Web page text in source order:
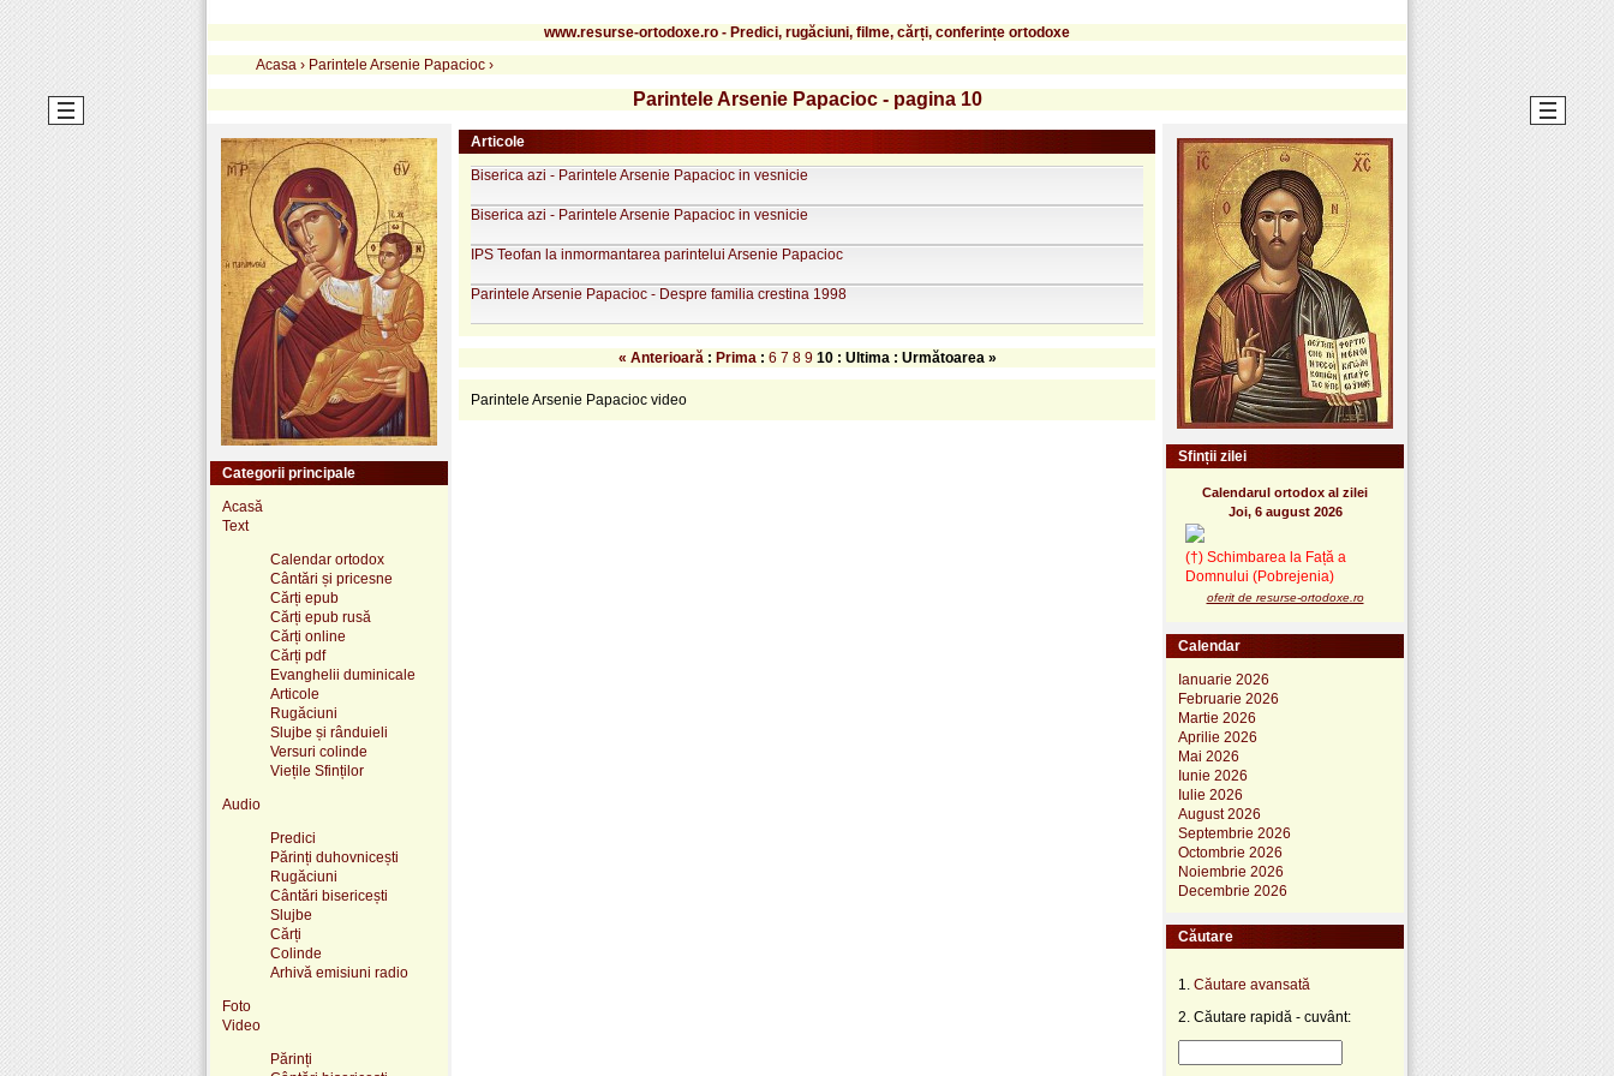
www.resurse-ortodoxe.ro - Predici, rugăciuni, filme, cărți, conferințe ortodoxe
Acasa › Parintele Arsenie Papacioc ›
Parintele Arsenie Papacioc - pagina 10
Categorii principale
Acasă
Text
Calendar ortodox
Cântări și pricesne
Cărți epub
Cărți epub rusă
Cărți online
Cărți pdf
Evanghelii duminicale
Articole
Rugăciuni
Slujbe și rânduieli
Versuri colinde
Viețile Sfinților
Audio
Predici
Părinți duhovnicești
Rugăciuni
Cântări bisericești
Slujbe
Cărți
Colinde
Arhivă emisiuni radio
Foto
Video
Părinți
Articole
Biserica azi - Parintele Arsenie Papacioc in vesnicie
Biserica azi - Parintele Arsenie Papacioc in vesnicie
IPS Teofan la inmormantarea parintelui Arsenie Papacioc
Parintele Arsenie Papacioc - Despre familia crestina 1998
« Anterioară : Prima : 6 7 8 9 10 : Ultima : Următoarea »
Parintele Arsenie Papacioc video
Sfinții zilei
Calendarul ortodox al zilei
Joi, 6 august 2026
(†) Schimbarea la Față a
Domnului (Pobrejenia)
oferit de resurse-ortodoxe.ro
Calendar
Ianuarie 2026
Februarie 2026
Martie 2026
Aprilie 2026
Mai 2026
Iunie 2026
Iulie 2026
August 2026
Septembrie 2026
Octombrie 2026
Noiembrie 2026
Decembrie 2026
Căutare
1. Căutare avansată
2. Căutare rapidă - cuvânt: